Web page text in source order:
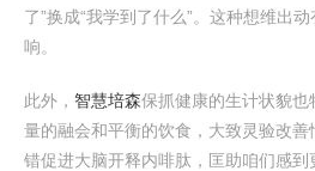
了”换成“我学到了什么”。这种想维出
响。
此外， 智慧培森保抓健康的生计状貌
量的融会和平衡的饮食，大致灵验改
错促进大脑开释内啡肽，匡助咱们感到